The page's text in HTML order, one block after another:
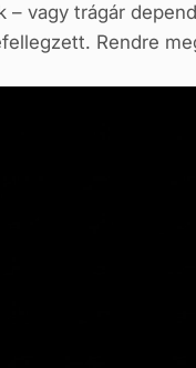
vagy trágár
Rendre